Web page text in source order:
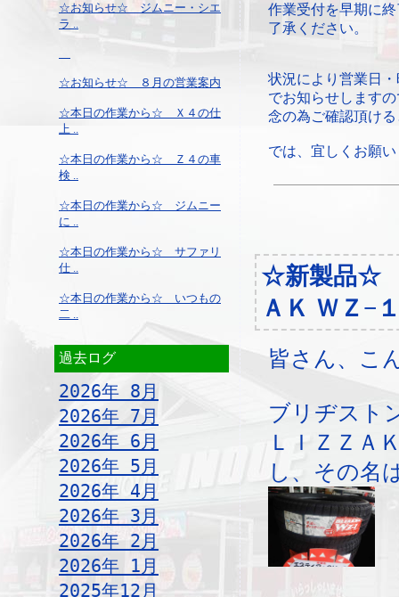
☆お知らせ☆ ジムニー・シエ
ラ ..
☆お知らせ☆ ８月の営業案内
☆本日の作業から☆ Ｘ４の仕
上 ..
☆本日の作業から☆ Ｚ４の車
検 ..
☆本日の作業から☆ ジムニー
に ..
☆本日の作業から☆ サファリ
仕 ..
☆本日の作業から☆ いつもの
二 ..
過去ログ
2026年 8月
2026年 7月
2026年 6月
2026年 5月
2026年 4月
2026年 3月
2026年 2月
2026年 1月
2025年12月
作業受付を早期に
了承ください。
状況により営業日
でお知らせします
念の為ご確認頂け
では、宜しくお願
☆新製品☆
ＡＫ ＷＺ−
皆さん、こ
ブリヂスト
ＬＩＺＺＡ
し、その名